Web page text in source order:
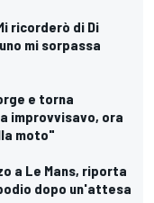
ricorderò di Di
mi sorpassa
e torna
improvvisavo, ora
moto"
a Le Mans, riporta
dopo un'attesa